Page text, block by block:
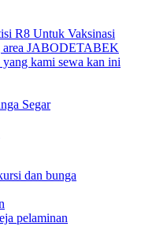
R8 Untuk Vaksinasi
area JABODETABEK
kami sewa kan ini
Segar
dan bunga
pelaminan